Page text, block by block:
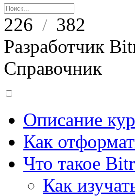
226 / 382
Разработчик
Справочник
Описание
Как
Что такое
Как